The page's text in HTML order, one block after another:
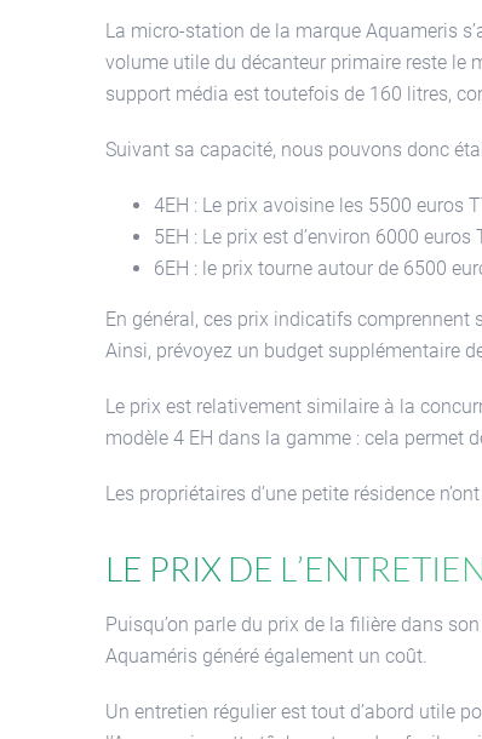
La micro-station de la marque Aquameris
volume utile du décanteur primaire reste le
support média est toutefois de 160 litres,
Suivant sa capacité, nous pouvons donc
4EH : Le prix avoisine les 5500 euros
5EH : Le prix est d’environ 6000 euros
6EH : le prix tourne autour de 6500
En général, ces prix indicatifs comprennent
Ainsi, prévoyez un budget supplémentaire
Le prix est relativement similaire à la
modèle 4 EH dans la gamme : cela permet
Les propriétaires d’une petite résidence
Le prix de
Puisqu’on parle du prix de la filière dans
Aquaméris généré également un coût.
Un entretien régulier est tout d’abord utile